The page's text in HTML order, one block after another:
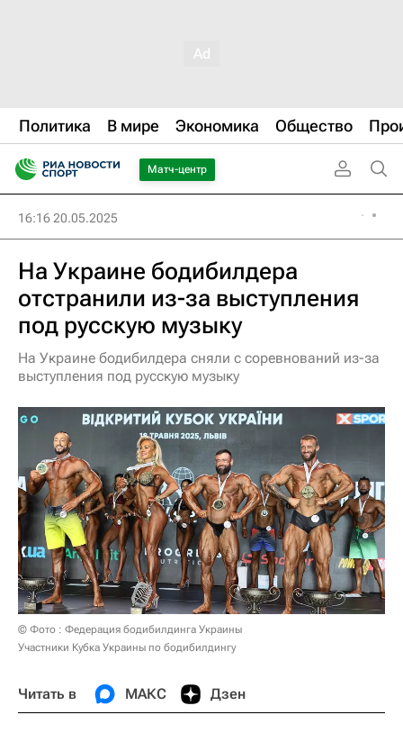
Политика В мире Экономика Общество
Матч-центр
16:16 20.05.2025
На Украине бодибилдера
отстранили из-за выступления
под русскую музыку
На Украине бодибилдера сняли с соревнований из-за
выступления под русскую музыку
© Фото : Федерация бодибилдинга Украины
Участники Кубка Украины по бодибилдингу
Читать в МАКС Дзен